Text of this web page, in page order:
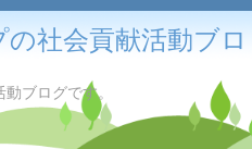
社会貢献活動ブロ
ブログです。